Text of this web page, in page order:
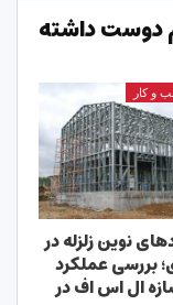
دوست داشته
و کار
نوین زلزله در
بررسی عملکرد
ال اس اف در